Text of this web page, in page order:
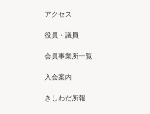
アクセス
役員・議員
会員事業所一覧
入会案内
きしわだ所報